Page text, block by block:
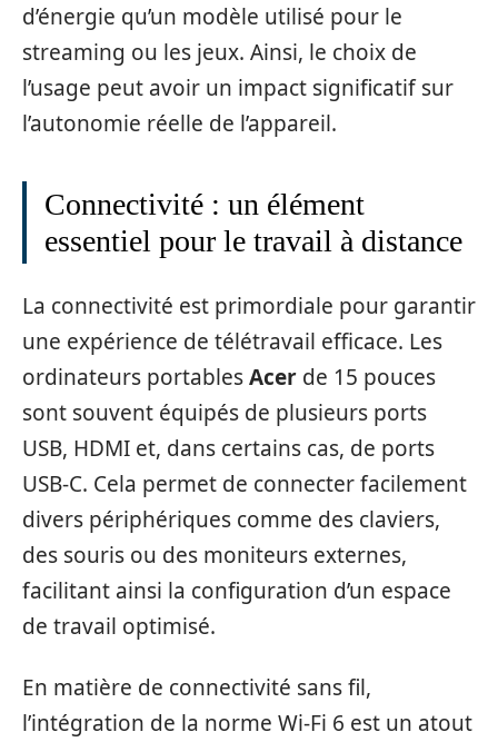
d’énergie qu’un modèle utilisé pour le
streaming ou les jeux. Ainsi, le choix de
l’usage peut avoir un impact significatif sur
l’autonomie réelle de l’appareil.
Connectivité : un élément
essentiel pour le travail à distance
La connectivité est primordiale pour garantir
une expérience de télétravail efficace. Les
ordinateurs portablesAcer de 15 pouces
sont souvent équipés de plusieurs ports
USB, HDMI et, dans certains cas, de ports
USB-C. Cela permet de connecter facilement
divers périphériques comme des claviers,
des souris ou des moniteurs externes,
facilitant ainsi la configuration d’un espace
de travail optimisé.
En matière de connectivité sans fil,
l’intégration de la norme Wi-Fi 6 est un atout